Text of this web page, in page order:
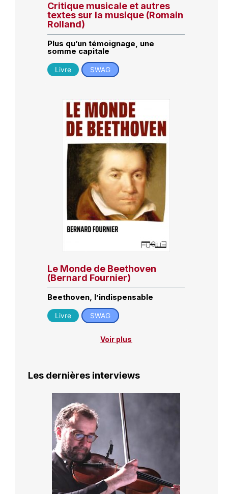
Critique musicale et autres
textes sur la musique (Romain
Rolland)
Plus qu’un témoignage, une
somme capitale
Livre SWAG
Le Monde de Beethoven
(Bernard Fournier)
Beethoven, l’indispensable
Livre SWAG
Voir plus
Les dernières interviews